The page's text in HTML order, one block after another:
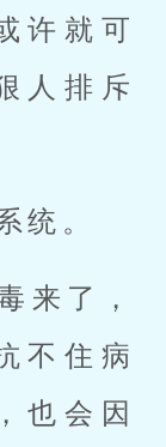
许就可
人排斥
统。
来了，
不住病
也会因